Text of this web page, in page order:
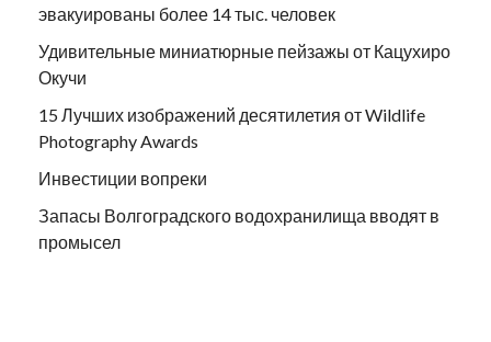
эвакуированы более 14 тыс. человек
Удивительные миниатюрные пейзажы от Кацухиро
Окучи
15 Лучших изображений десятилетия от Wildlife
Photography Awards
Инвестиции вопреки
Запасы Волгоградского водохранилища вводят в
промысел